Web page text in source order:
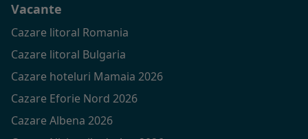
Vacante
Cazare litoral Romania
Cazare litoral Bulgaria
Cazare hoteluri Mamaia 2026
Cazare Eforie Nord 2026
Cazare Albena 2026